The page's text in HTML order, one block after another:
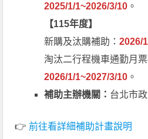
2025/1/1~2026/3/10 。
【115年度】
新購及汰購補助：2026/
淘汰二行程機車通勤月票
2026/1/1~2027/3/10 。
補助主辦機關： 台北市
👉前往看詳細補助計畫說明